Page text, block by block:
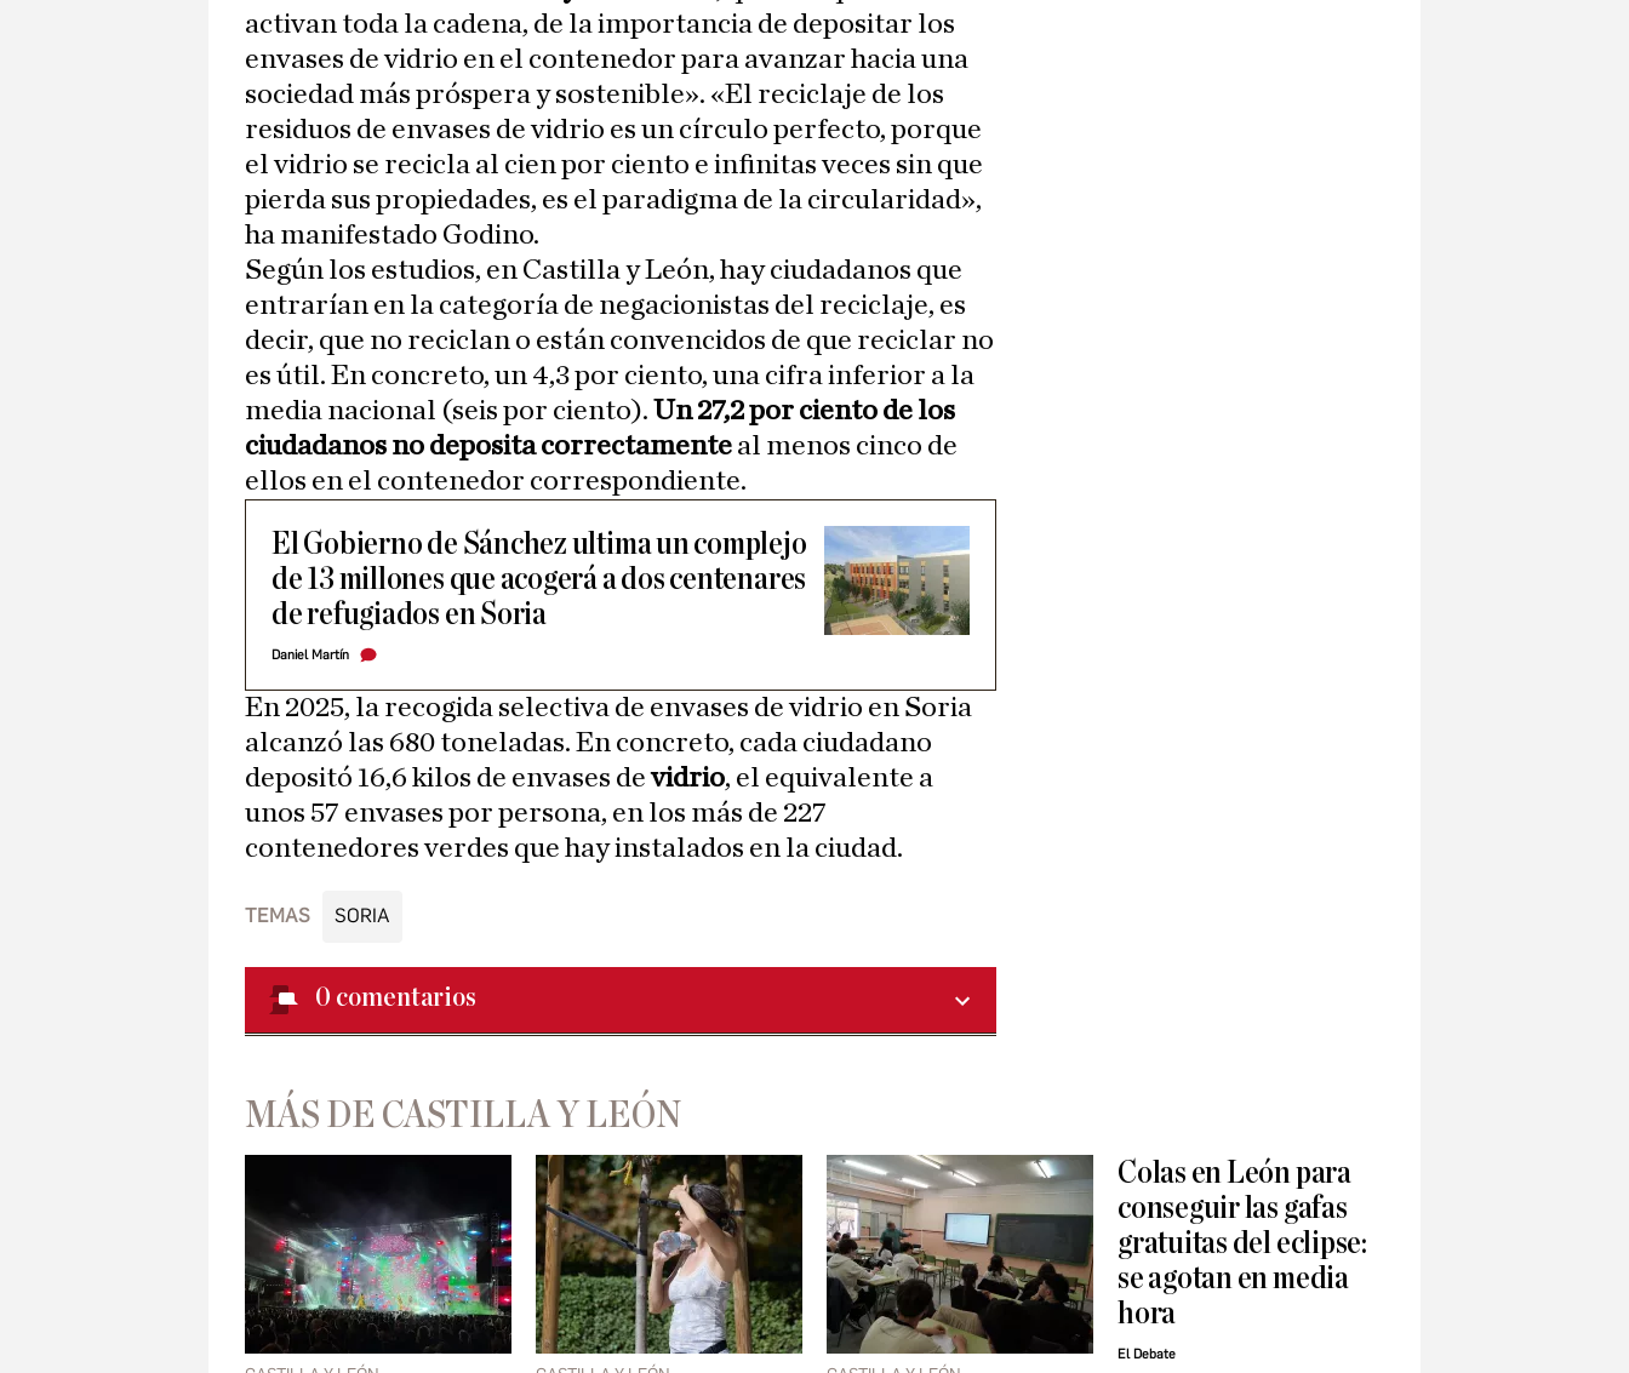
activan toda la cadena, de la importancia de depositar los
envases de vidrio en el contenedor para avanzar hacia una
sociedad más próspera y sostenible». «El reciclaje de los
residuos de envases de vidrio es un círculo perfecto, porque
el vidrio se recicla al cien por ciento e infinitas veces sin que
pierda sus propiedades, es el paradigma de la circularidad»,
ha manifestado Godino.
Según los estudios, en Castilla y León, hay ciudadanos que
entrarían en la categoría de negacionistas del reciclaje, es
decir, que no reciclan o están convencidos de que reciclar no
es útil. En concreto, un 4,3 por ciento, una cifra inferior a la
media nacional (seis por ciento). Un 27,2 por ciento de los
ciudadanos no deposita correctamente al menos cinco de
ellos en el contenedor correspondiente.
El Gobierno de Sánchez ultima un complejo
de 13 millones que acogerá a dos centenares
de refugiados en Soria
Daniel Martín
En 2025, la recogida selectiva de envases de vidrio en Soria
alcanzó las 680 toneladas. En concreto, cada ciudadano
depositó 16,6 kilos de envases devidrio, el equivalente a
unos 57 envases por persona, en los más de 227
contenedores verdes que hay instalados en la ciudad.
TEMAS SORIA
0 comentarios
MÁS DE CASTILLA Y LEÓN
Colas en León para
conseguir las gafas
gratuitas del eclipse:
se agotan en media
hora
El Debate